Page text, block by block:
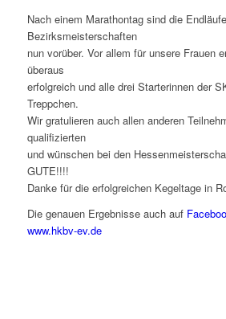
Nach einem Marathontag sind die
Bezirksmeisterschaften
nun vorüber. Vor allem für unsere Frauen
überaus
erfolgreich und alle drei Starterinnen der
Treppchen.
Wir gratulieren auch allen anderen
qualifizierten
und wünschen bei den
GUTE!!!!
Danke für die erfolgreichen Kegeltage in
Die genauen Ergebnisse auch auf
www.hkbv-ev.de